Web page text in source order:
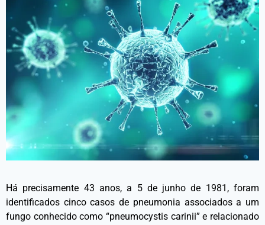
Há precisamente 43 anos, a 5 de junho de 1981, foram
identificados cinco casos de pneumonia associados a um
fungo conhecido como “pneumocystis carinii” e relacionado